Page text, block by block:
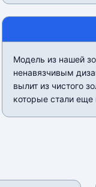
Модель из нашей
ненавязчивым
вылит из чистого
которые стали еще